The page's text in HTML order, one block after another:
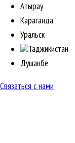
Атырау
Караганда
Уральск
Таджикистан
Душанбе
Связаться с нами